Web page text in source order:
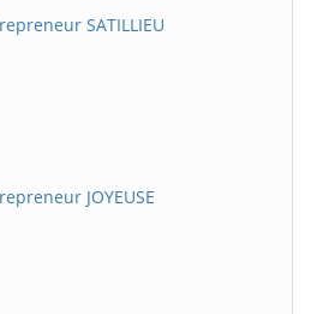
SATILLIEU
JOYEUSE